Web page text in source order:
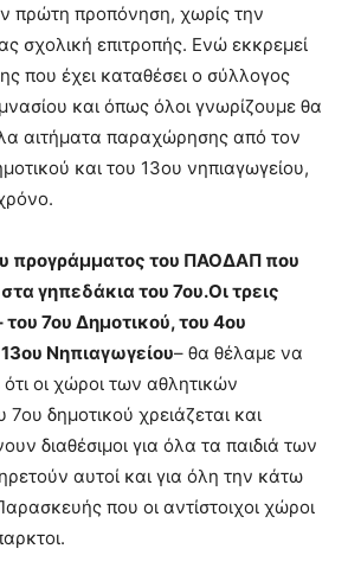
πρώτη προπόνηση, χωρίς την
σχολική επιτροπής. Ενώ εκκρεμεί
που έχει καταθέσει ο σύλλογος
και όπως όλοι γνωρίζουμε θα
αιτήματα παραχώρησης από τον
και του 13ου νηπιαγωγείου,
προγράμματος του ΠΑΟΔΑΠ που
γηπεδάκια του 7ου.Οι τρεις
7ου Δημοτικού, του 4ου
Νηπιαγωγείου– θα θέλαμε να
οι χώροι των αθλητικών
δημοτικού χρειάζεται και
διαθέσιμοι για όλα τα παιδιά των
αυτοί και για όλη την κάτω
που οι αντίστοιχοι χώροι